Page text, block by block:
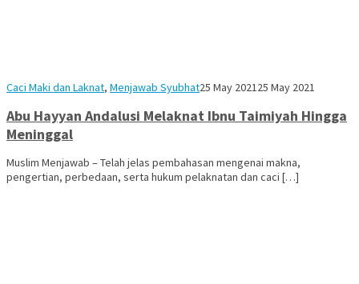
Caci Maki dan Laknat, Menjawab SyubhatMoh
25 May 202125 May 2021
Abu Hayyan Andalusi Melaknat Ibnu Taimiyah Hingga
Meninggal
Muslim Menjawab – Telah jelas pembahasan mengenai makna,
pengertian, perbedaan, serta hukum pelaknatan dan caci […]